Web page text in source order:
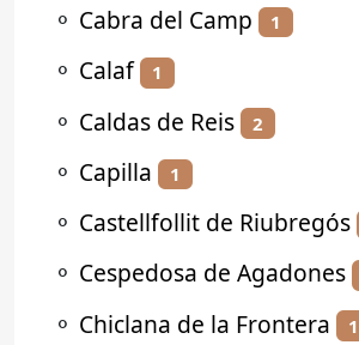
⚬ Cabra del Camp 1
⚬ Calaf 1
⚬ Caldas de Reis 2
⚬ Capilla 1
⚬ Castellfollit de Riubregós
⚬ Cespedosa de Agadones
⚬ Chiclana de la Frontera 1